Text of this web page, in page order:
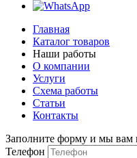
Главная
Каталог товаров
Наши работы
О компании
Услуги
Схема работы
Статьи
Контакты
Заполните форму и мы вам
Телефон